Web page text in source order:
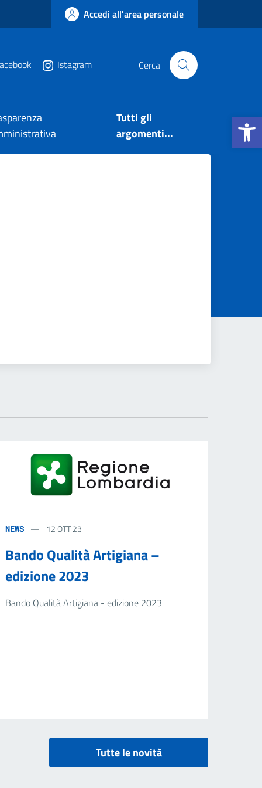
Apri la
Accedi all'area personale
Istagram Cerca
Tutti gli
argomenti...
NEWS 12 OTT 23
Bando Qualità Artigiana –
edizione 2023
Bando Qualità Artigiana - edizione 2023
Tutte le novità